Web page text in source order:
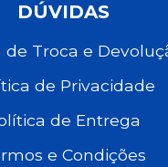
DÚVIDAS
de Troca e
de Privacidade
de Entrega
e Condições